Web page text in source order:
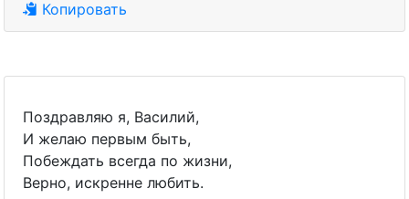
Копировать
Поздравляю я, Василий,
И желаю первым быть,
Побеждать всегда по жизни,
Верно, искренне любить.